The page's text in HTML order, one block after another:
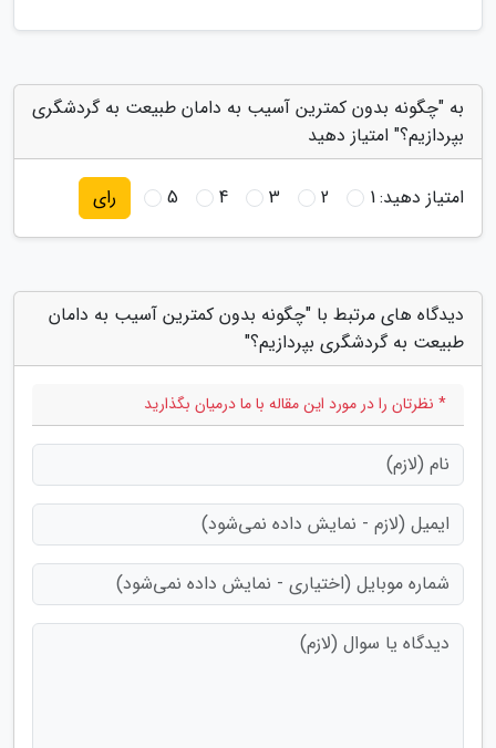
به "چگونه بدون کمترین آسیب به دامان طبیعت به گردشگری
بپردازیم؟" امتیاز دهید
امتیاز دهید:1
2
3
4
5 رای
دیدگاه های مرتبط با "چگونه بدون کمترین آسیب به دامان
طبیعت به گردشگری بپردازیم؟"
* نظرتان را در مورد این مقاله با ما درمیان بگذارید